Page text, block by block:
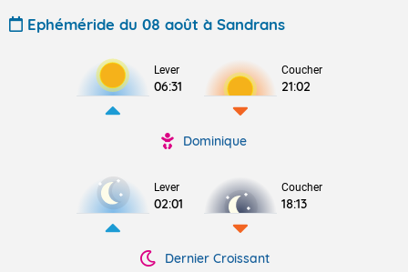
Ephéméride du 08 août à Sandrans
Lever
06:31
Coucher
21:02
Dominique
Lever
02:01
Coucher
18:13
Dernier Croissant